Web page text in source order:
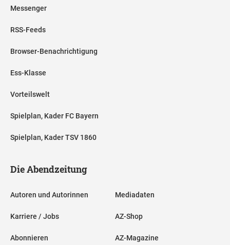
Messenger
RSS-Feeds
Browser-Benachrichtigung
Ess-Klasse
Vorteilswelt
Spielplan, Kader FC Bayern
Spielplan, Kader TSV 1860
Die Abendzeitung
Autoren und Autorinnen
Karriere / Jobs
Abonnieren
Mediadaten
AZ-Shop
AZ-Magazine